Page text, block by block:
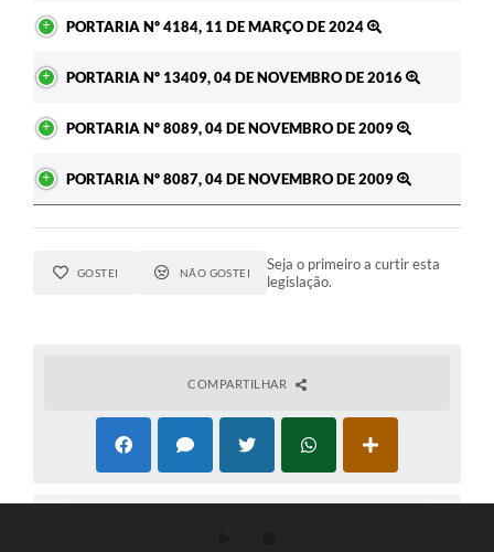
PORTARIA Nº 4184, 11 DE MARÇO DE 2024
PORTARIA Nº 13409, 04 DE NOVEMBRO DE 2016
PORTARIA Nº 8089, 04 DE NOVEMBRO DE 2009
PORTARIA Nº 8087, 04 DE NOVEMBRO DE 2009
GOSTEI NÃO GOSTEI
Seja o primeiro a curtir esta
legislação.
COMPARTILHAR